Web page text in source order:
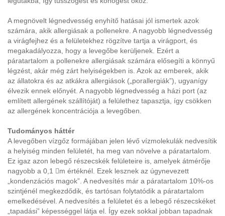
A megnövelt légnedvesség enyhítő hatásai jól ismertek azok
számára, akik allergiásak a pollenekre. A nagyobb légnedvesség
a virágfejhez és a felületekhez rögzítve tartja a virágport, és
megakadályozza, hogy a levegőbe kerüljenek. Ezért a
páratartalom a pollenekre allergiásak számára elősegíti a könnyű
légzést, akár még zárt helyiségekben is. Azok az emberek, akik
az állatokra és az atkákra allergiások („porallergiák”), ugyanígy
élvezik ennek előnyét. A nagyobb légnedvesség a házi port (az
említett allergének szállítóját) a felülethez tapasztja, így csökken
az allergének koncentrációja a levegőben.
Tudományos háttér
A levegőben vízgőz formájában jelen lévő vízmolekulák nedvesítik
a helyiség minden felületét, ha meg van növelve a páratartalom.
Ez igaz azon lebegő részecskék felületeire is, amelyek átmérője
nagyobb a 0,1 m értéknél. Ezek lesznek az úgynevezett
„kondenzációs magok”. A nedvesítés már a páratartalom 10%-os
szintjénél megkezdődik, és tartósan folytatódik a páratartalom
emelkedésével. A nedvesítés a felületet és a lebegő részecskéket
„tapadási” képességgel látja el. Így ezek sokkal jobban tapadnak